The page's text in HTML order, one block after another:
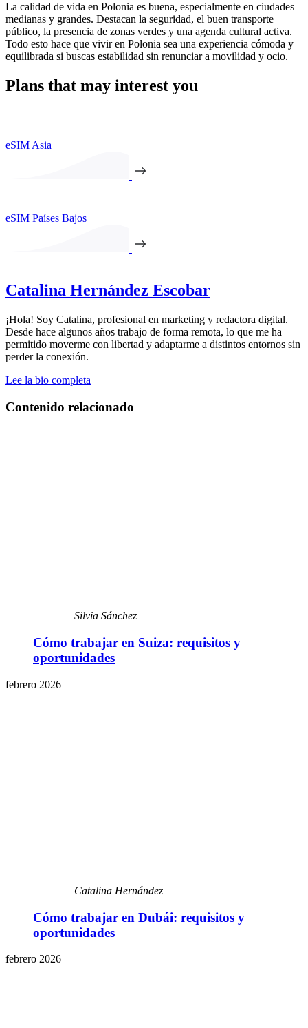
La calidad de vida en Polonia es buena, especialmente en ciudades
medianas y grandes. Destacan la seguridad, el buen transporte
público, la presencia de zonas verdes y una agenda cultural activa.
Todo esto hace que vivir en Polonia sea una experiencia cómoda y
equilibrada si buscas estabilidad sin renunciar a movilidad y ocio.
Plans that may interest you
eSIM Asia
eSIM Países Bajos
Catalina Hernández Escobar
¡Hola! Soy Catalina, profesional en marketing y redactora digital.
Desde hace algunos años trabajo de forma remota, lo que me ha
permitido moverme con libertad y adaptarme a distintos entornos sin
perder la conexión.
Lee la bio completa
Contenido relacionado
Silvia Sánchez
Cómo trabajar en Suiza: requisitos y
oportunidades
febrero 2026
Catalina Hernández
Cómo trabajar en Dubái: requisitos y
oportunidades
febrero 2026